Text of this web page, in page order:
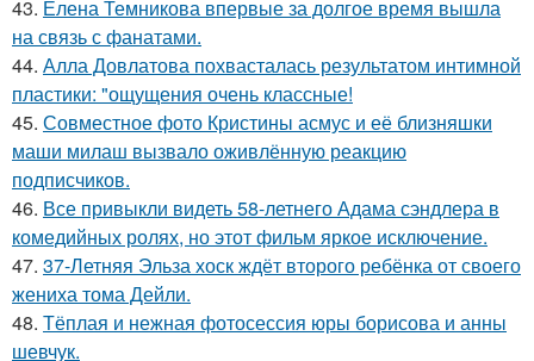
43. Елена Темникова впервые за долгое время вышла
на связь с фанатами.
44. Алла Довлатова похвасталась результатом интимной
пластики: "ощущения очень классные!
45. Совместное фото Кристины асмус и её близняшки
маши милаш вызвало оживлённую реакцию
подписчиков.
46. Все привыкли видеть 58-летнего Адама сэндлера в
комедийных ролях, но этот фильм яркое исключение.
47. 37-Летняя Эльза хоск ждёт второго ребёнка от своего
жениха тома Дейли.
48. Тёплая и нежная фотосессия юры борисова и анны
шевчук.